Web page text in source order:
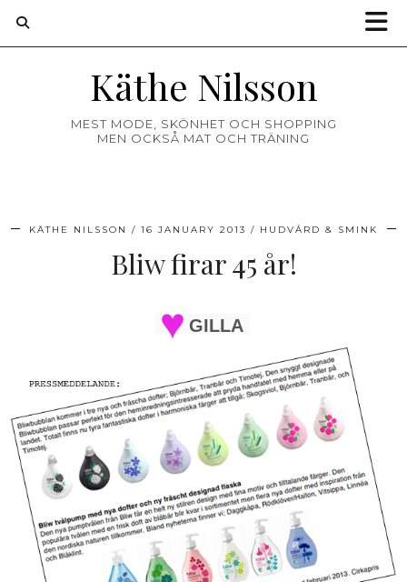
Käthe Nilsson
MEST MODE, SKÖNHET OCH SHOPPING
MEN OCKSÅ MAT OCH TRÄNING
KÄTHE NILSSON 16 JANUARY 2013 HUDVÅRD & SMINK
Bliw firar 45 år!
GILLA